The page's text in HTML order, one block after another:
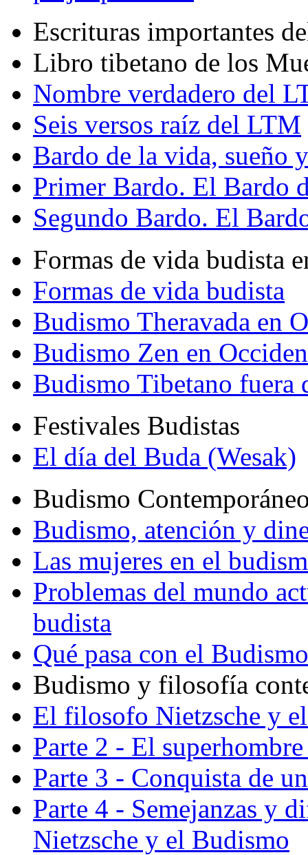
Escrituras importantes
Libro tibetano de los
Nombre verdadero del
Seis versos raíz del LTM
Bardo de la vida, sueño
Primer Bardo. El Bardo
Segundo Bardo. El
Formas de vida budista
Formas de vida budista
Budismo Theravada en
Budismo Zen en
Budismo Tibetano fuera
Festivales Budistas
El día del Buda (Wesak)
Budismo
Budismo, atención y
Las mujeres en el
Problemas del mundo
budista
Qué pasa con el
Budismo y filosofía
El filosofo Nietzsche y
Parte 2 - El
Parte 3 - Conquista de
Parte 4 - Semejanzas y
Nietzsche y el Budismo